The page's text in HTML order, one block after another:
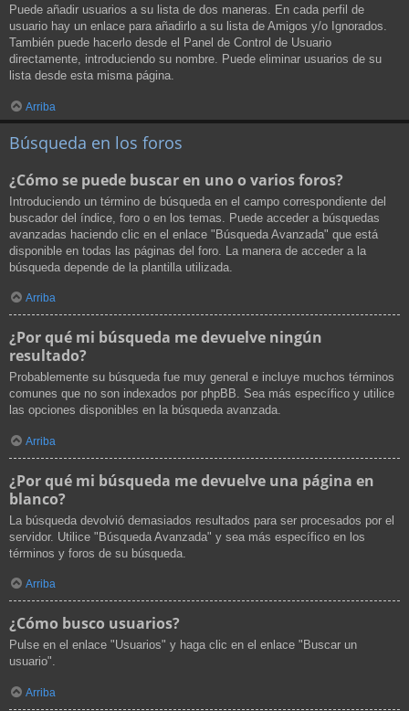
Puede añadir usuarios a su lista de dos maneras. En cada perfil de
usuario hay un enlace para añadirlo a su lista de Amigos y/o Ignorados.
También puede hacerlo desde el Panel de Control de Usuario
directamente, introduciendo su nombre. Puede eliminar usuarios de su
lista desde esta misma página.
Arriba
Búsqueda en los foros
¿Cómo se puede buscar en uno o varios foros?
Introduciendo un término de búsqueda en el campo correspondiente del
buscador del índice, foro o en los temas. Puede acceder a búsquedas
avanzadas haciendo clic en el enlace "Búsqueda Avanzada" que está
disponible en todas las páginas del foro. La manera de acceder a la
búsqueda depende de la plantilla utilizada.
Arriba
¿Por qué mi búsqueda me devuelve ningún
resultado?
Probablemente su búsqueda fue muy general e incluye muchos términos
comunes que no son indexados por phpBB. Sea más específico y utilice
las opciones disponibles en la búsqueda avanzada.
Arriba
¿Por qué mi búsqueda me devuelve una página en
blanco?
La búsqueda devolvió demasiados resultados para ser procesados por el
servidor. Utilice "Búsqueda Avanzada" y sea más específico en los
términos y foros de su búsqueda.
Arriba
¿Cómo busco usuarios?
Pulse en el enlace "Usuarios" y haga clic en el enlace "Buscar un
usuario".
Arriba